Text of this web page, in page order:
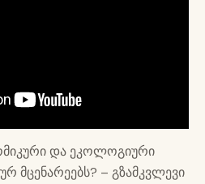
და ეკოლოგიური
მცენარეებს? – გზამკვლევი